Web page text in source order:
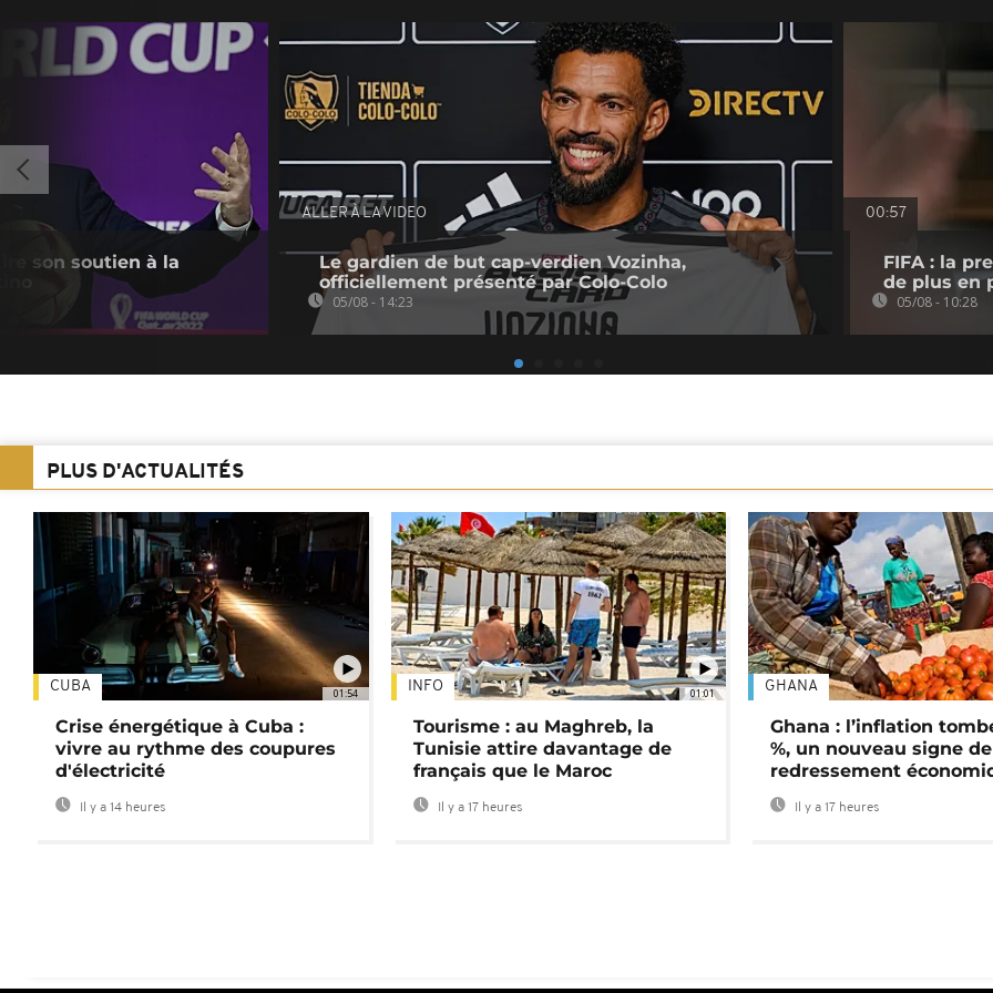
son soutien à la
ALLER À LA VIDEO
Le gardien de but cap-verdien Vozinha,
officiellement présenté par Colo-Colo
05/08 - 14:23
00:57
FIFA : la
de plus en
05/08 - 10:28
PLUS D'ACTUALITÉS
01:54
CUBA
Crise énergétique à Cuba :
vivre au rythme des coupures
d'électricité
Il y a 14 heures
01:01
INFO
Tourisme : au Maghreb, la
Tunisie attire davantage de
français que le Maroc
Il y a 17 heures
GHANA
Ghana : l’inflation
%, un nouveau signe de
redressement
Il y a 17 heures